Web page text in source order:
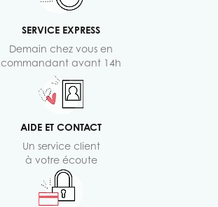
SERVICE EXPRESS
Demain chez vous en
commandant avant 14h
AIDE ET CONTACT
Un service client
à votre écoute